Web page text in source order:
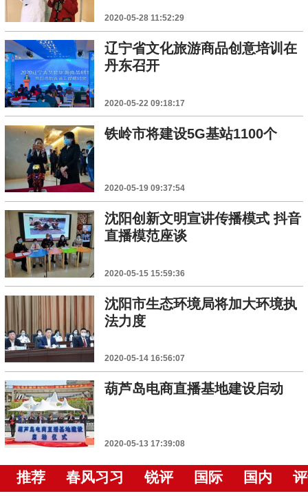
2020-05-28 11:52:29
辽宁省文化旅游商品创意培训在
丹东召开
2020-05-22 09:18:17
铁岭市将建设5G基站1100个
2020-05-19 09:37:54
沈阳创新文明宣讲传播模式 抖音
直播模范座谈
2020-05-15 15:59:36
沈阳市生态环境局将加大环境执
法力度
2020-05-14 16:56:07
葫芦岛电商直播基地建设启动
2020-05-13 17:39:08
推荐 春风习习 锐评 国际 国内